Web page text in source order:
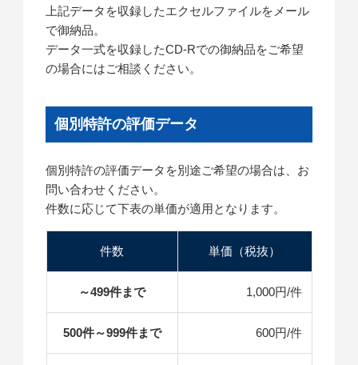
上記データを収録したエクセルファイルをメール
で御納品。
データ一式を収録したCD-Rでの御納品をご希望
の場合にはご相談ください。
個別特許の評価データ
個別特許の評価データを別途ご希望の場合は、お
問い合わせください。
件数に応じて下表の単価が適用となります。
件数 単価（税抜）
～499件まで 1,000円/件
500件～999件まで 600円/件